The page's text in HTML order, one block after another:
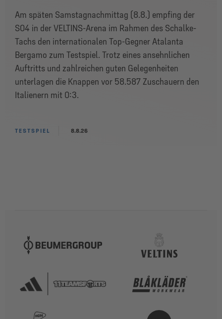
Am späten Samstagnachmittag (8.8.) empfing der
S04 in der VELTINS-Arena im Rahmen des Schalke-
Tachs den internationalen Top-Gegner Atalanta
Bergamo zum Testspiel. Trotz eines ansehnlichen
Auftritts und zahlreichen guten Gelegenheiten
unterlagen die Knappen vor 58.587 Zuschauern den
Italienern mit 0:3.
TESTSPIEL 8.8.26